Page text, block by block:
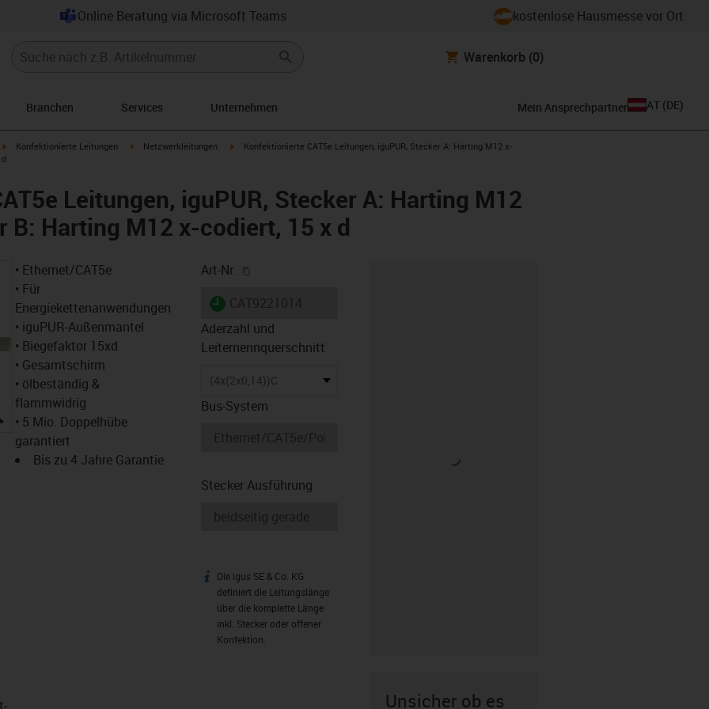
Online Beratung via Microsoft Teams kostenlose Hausmesse vor Ort
Warenkorb (0)
Branchen Services Unternehmen Mein Ansprechpartner AT (DE)
igus-icon-arrow-right
Konfektionierte Leitungen igus-icon-arrow-right
Netzwerkleitungen igus-icon-arrow-right
Konfektionierte CAT5e Leitungen, iguPUR, Stecker A: Harting M12 x-
Leitungen, iguPUR, Stecker A: Harting M12
B: Harting M12 x-codiert, 15 x d
igus-icon-lupe
• Ethernet/CAT5e
• Für
Energiekettenanwendungen
• iguPUR-Außenmantel
• Biegefaktor 15xd
• Gesamtschirm
• ölbeständig &
flammwidrig
• 5 Mio. Doppelhübe
garantiert
Bis zu 4 Jahre Garantie
Art-Nr.
igus-icon-lieferzeit
Aderzahl und
Leiternennquerschnitt
(4x(2x0,14))C
Bus-System
Stecker Ausführung
igus-icon-info
Die igus SE & Co. KG
definiert die Leitungslänge
über die komplette Länge
inkl. Stecker oder offener
Konfektion.
Unsicher ob es